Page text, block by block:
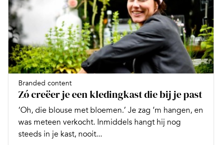
Branded content
Zó creëer je een kledingkast die bij je past
‘Oh, die blouse met bloemen.’ Je zag ‘m hangen, en
was meteen verkocht. Inmiddels hangt hij nog
steeds in je kast, nooit...